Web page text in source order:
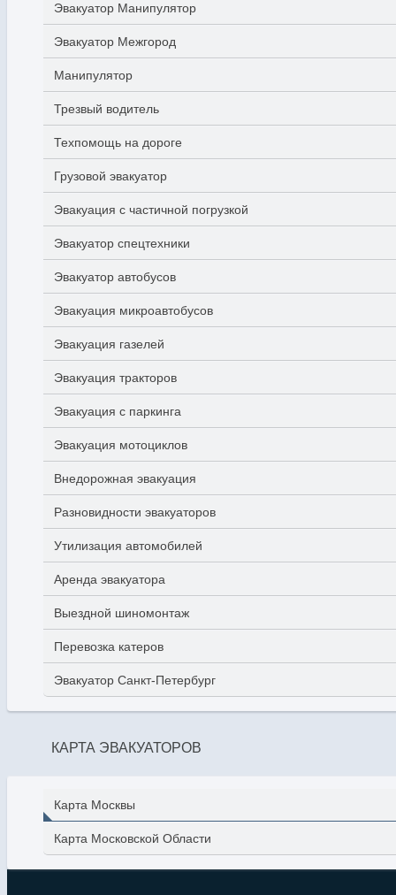
Эвакуатор Манипулятор
Эвакуатор Межгород
Манипулятор
Трезвый водитель
Техпомощь на дороге
Грузовой эвакуатор
Эвакуация с частичной погрузкой
Эвакуатор спецтехники
Эвакуатор автобусов
Эвакуация микроавтобусов
Эвакуация газелей
Эвакуация тракторов
Эвакуация с паркинга
Эвакуация мотоциклов
Внедорожная эвакуация
Разновидности эвакуаторов
Утилизация автомобилей
Аренда эвакуатора
Выездной шиномонтаж
Перевозка катеров
Эвакуатор Санкт-Петербург
КАРТА ЭВАКУАТОРОВ
Карта Москвы
Карта Московской Области